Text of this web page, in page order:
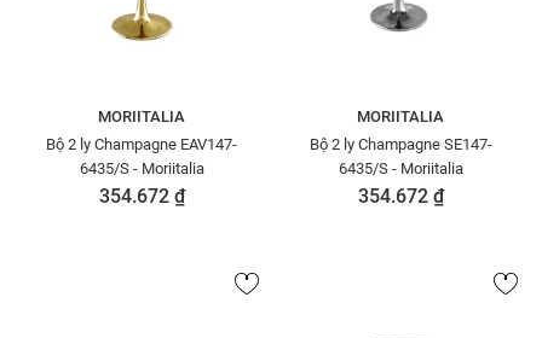
MORIITALIA
Bộ 2 ly Champagne EAV147-
6435/S - Moriitalia
354.672 ₫
MORIITALIA
Bộ 2 ly Champagne SE147-
6435/S - Moriitalia
354.672 ₫